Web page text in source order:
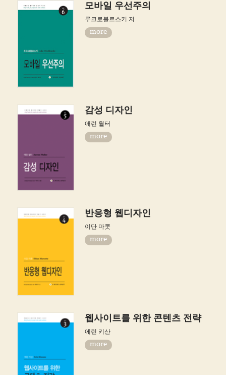
모바일 우선주의
루크로블르스키 저
more
감성 디자인
애런 월터
more
반응형 웹디자인
이단 마콧
more
웹사이트를 위한 콘텐츠 전략
에린 키산
more